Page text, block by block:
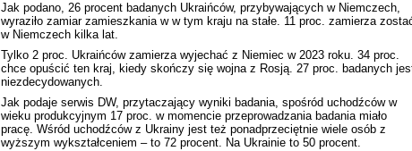
Jak podano, 26 procent badanych Ukraińców, przybywających w Niemczech,
wyraziło zamiar zamieszkania w w tym kraju na stałe. 11 proc. zamierza
w Niemczech kilka lat.
Tylko 2 proc. Ukraińców zamierza wyjechać z Niemiec w 2023 roku. 34 proc.
chce opuścić ten kraj, kiedy skończy się wojna z Rosją. 27 proc. badanych
niezdecydowanych.
Jak podaje serwis DW, przytaczający wyniki badania, spośród uchodźców w
wieku produkcyjnym 17 proc. w momencie przeprowadzania badania miało
pracę. Wśród uchodźców z Ukrainy jest też ponadprzeciętnie wiele osób z
wyższym wykształceniem – to 72 procent. Na Ukrainie to 50 procent.
Dyskusja "Wspólna przestrzeń
informacyjna Zachodniej Ukrainy"